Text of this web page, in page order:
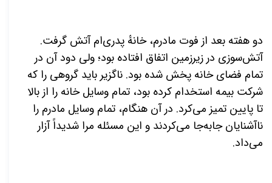
دو هفته بعد از فوت مادرم، خانهٔ پدری‌ام آتش گرفت.
آتش‌سوزی در زیرزمین اتفاق افتاده بود؛ ولی دود آن در
تمام فضای خانه پخش شده بود. ناگزیر باید گروهی را که
شرکت بیمه استخدام کرده بود، تمام وسایل خانه را از بالا
تا پایین تمیز می‌کرد. در آن هنگام، تمام وسایل مادرم را
ناآشنایان جابه‌جا می‌کردند و این مسئله مرا شدیداً آزار
می‌داد.